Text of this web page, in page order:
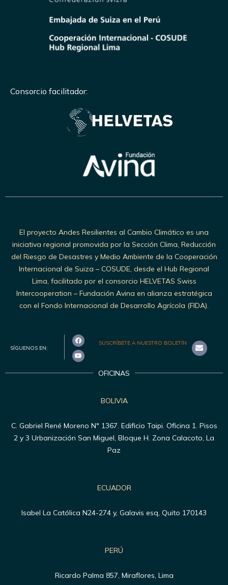
Consorcio facilitador:
El proyecto Andes Resilientes al Cambio Climático es una
iniciativa regional promovida por la Sección Clima, Reducción
del Riesgo de Desastres y Medio Ambiente de la Cooperación
Internacional de Suiza – COSUDE, desde el Hub Regional
Lima, facilitado por el consorcio HELVETAS Swiss
Intercooperation – Fundación Avina en alianza estratégica
con el Fondo Internacional de Desarrollo Agrícola (FIDA).
SÍGUENOS EN:
SUSCRÍBETE A NUESTRO BOLETÍN
OFICINAS
BOLIVIA
C. Gabriel René Moreno N° 1367. Edificio Taipi. Oficina 1. Pisos
2 y 3 Urbanización San Miguel, Bloque H. Zona Calacoto, La
Paz
ECUADOR
Isabel La Católica N24-274 y, Galavis esq, Quito 170143
PERÚ
Ricardo Palma 857, Miraflores, Lima